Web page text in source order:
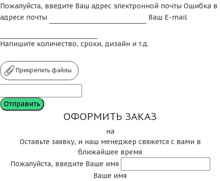
Пожалуйста, введите Ваш адрес электронной почты Ошибка в
адресе почты
Ваш E-mail
Напишите количество, сроки, дизайн и т.д.
Прикрепить файлы
ОФОРМИТЬ ЗАКАЗ
на
Оставьте заявку, и наш менеджер свяжется с вами в
ближайшее время
Пожалуйста, введите Ваше имя
Ваше имя